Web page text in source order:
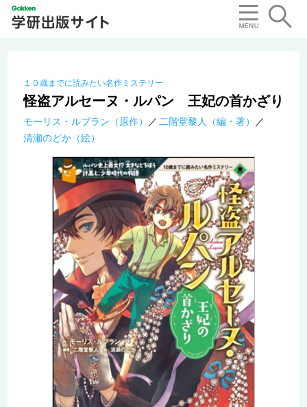
１０歳までに読みたい名作ミステリー
怪盗アルセーヌ・ルパン 王妃の首かざり
モーリス・ルブラン（原作）
二階堂黎人（編・著）
清瀬のどか（絵）